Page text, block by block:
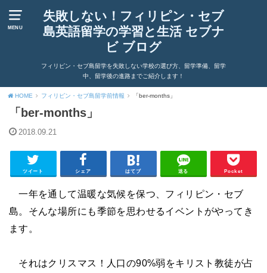
MENU
失敗しない！フィリピン・セブ
島英語留学の学習と生活 セブナ
ビ ブログ
フィリピン・セブ島留学を失敗しない学校の選び方、留学準備、留学
中、留学後の進路までご紹介します！
HOME フィリピン・セブ島留学前情報 「ber-months」
「ber-months」
2018.09.21
ツイート シェア はてブ 送る Pocket
一年を通して温暖な気候を保つ、フィリピン・セブ
島。そんな場所にも季節を思わせるイベントがやってき
ます。
それはクリスマス！人口の90%弱をキリスト教徒が占